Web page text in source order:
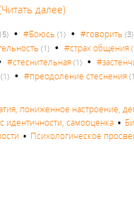
далее)
•#Боюсь (1) •#говорить (3)
(1) •#страх общения
#стеснительная (1) •
(1) •#преодоление стеснения
пониженное настроение,
идентичности, самооценка •
• Психологическое